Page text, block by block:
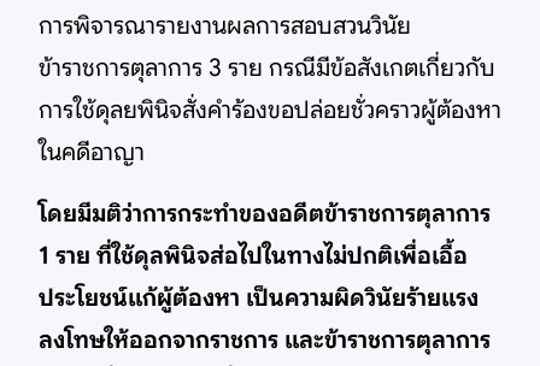
การพิจารณารายงานผลการสอบสวนวินัย
ข้าราชการตุลาการ 3 ราย กรณีมีข้อสังเกตเกี่ยวกับ
การใช้ดุลยพินิจสั่งคำร้องขอปล่อยชั่วคราวผู้ต้องหา
ในคดีอาญา
โดยมีมติว่าการกระทำของอดีตข้าราชการตุลาการ
1 ราย ที่ใช้ดุลพินิจส่อไปในทางไม่ปกติเพื่อเอื้อ
ประโยชน์แก้ผู้ต้องหา เป็นความผิดวินัยร้ายแรง
ลงโทษให้ออกจากราชการ และข้าราชการตุลาการ